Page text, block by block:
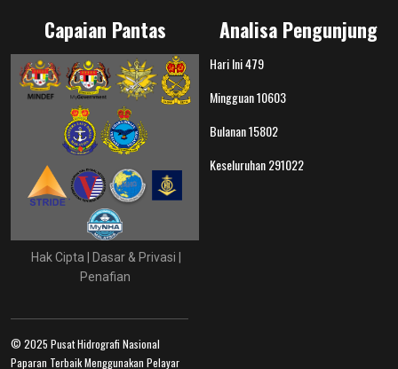
Capaian Pantas
Hak Cipta | Dasar & Privasi |
Penafian
Analisa Pengunjung
Hari Ini479
Mingguan10603
Bulanan15802
Keseluruhan291022
© 2025 Pusat Hidrografi Nasional
Paparan Terbaik Menggunakan Pelayar